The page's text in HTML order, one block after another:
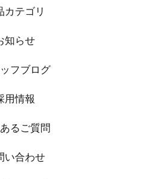
カテゴリ
知らせ
フブログ
用情報
るご質問
い合わせ